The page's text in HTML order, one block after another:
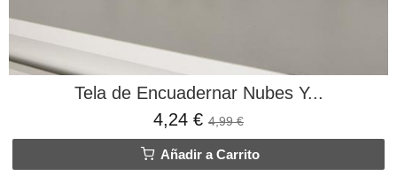
Tela de Encuadernar Nubes Y...
4,24 € 4,99 €
Añadir a Carrito